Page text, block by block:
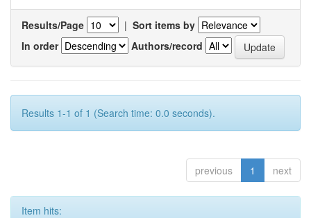
Results/Page | Sort items by
In order
Authors/record
Results 1-1 of 1 (Search time: 0.0 seconds).
previous 1 next
Item hits: